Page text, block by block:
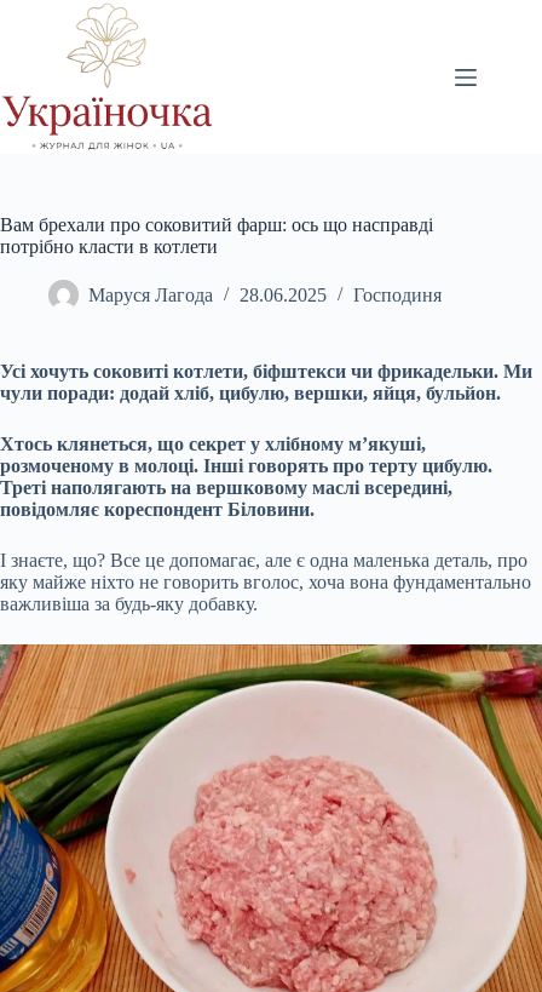
Вам брехали про соковитий фарш: ось що насправді
потрібно класти в котлети
Маруся Лагода 28.06.2025 Господиня
Усі хочуть соковиті котлети, біфштекси чи фрикадельки. Ми
чули поради: додай хліб, цибулю, вершки, яйця, бульйон.
Хтось клянеться, що секрет у хлібному м’якуші,
розмоченому в молоці. Інші говорять про терту цибулю.
Треті наполягають на вершковому маслі всередині,
повідомляє кореспондент Біловини.
І знаєте, що? Все це допомагає, але є одна маленька деталь, про
яку майже ніхто не говорить вголос, хоча вона фундаментально
важливіша за будь-яку добавку.